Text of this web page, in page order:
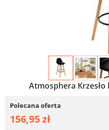
Atmosphera
Polecana oferta
156,95 zł